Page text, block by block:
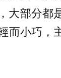
大部分都
而小巧，